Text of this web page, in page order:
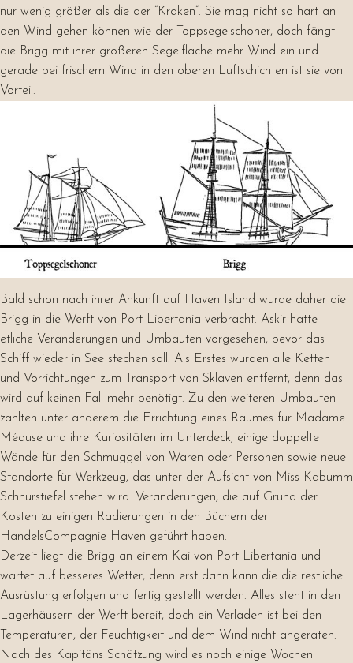
nur wenig größer als die der “Kraken”. Sie mag nicht so hart an
den Wind gehen können wie der Toppsegelschoner, doch fängt
die Brigg mit ihrer größeren Segelfläche mehr Wind ein und
gerade bei frischem Wind in den oberen Luftschichten ist sie von
Vorteil.
Bald schon nach ihrer Ankunft auf Haven Island wurde daher die
Brigg in die Werft von Port Libertania verbracht. Askir hatte
etliche Veränderungen und Umbauten vorgesehen, bevor das
Schiff wieder in See stechen soll. Als Erstes wurden alle Ketten
und Vorrichtungen zum Transport von Sklaven entfernt, denn das
wird auf keinen Fall mehr benötigt. Zu den weiteren Umbauten
zählten unter anderem die Errichtung eines Raumes für Madame
Méduse und ihre Kuriositäten im Unterdeck, einige doppelte
Wände für den Schmuggel von Waren oder Personen sowie neue
Standorte für Werkzeug, das unter der Aufsicht von Miss Kabumm
Schnürstiefel stehen wird. Veränderungen, die auf Grund der
Kosten zu einigen Radierungen in den Büchern der
HandelsCompagnie Haven geführt haben.
Derzeit liegt die Brigg an einem Kai von Port Libertania und
wartet auf besseres Wetter, denn erst dann kann die die restliche
Ausrüstung erfolgen und fertig gestellt werden. Alles steht in den
Lagerhäusern der Werft bereit, doch ein Verladen ist bei den
Temperaturen, der Feuchtigkeit und dem Wind nicht angeraten.
Nach des Kapitäns Schätzung wird es noch einige Wochen